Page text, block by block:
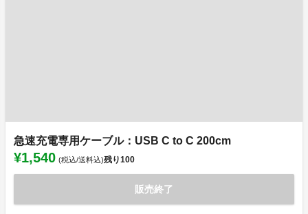
急速充電専用ケーブル：USB C to C 200cm
¥1,540 (税込/送料込)残り100
販売終了